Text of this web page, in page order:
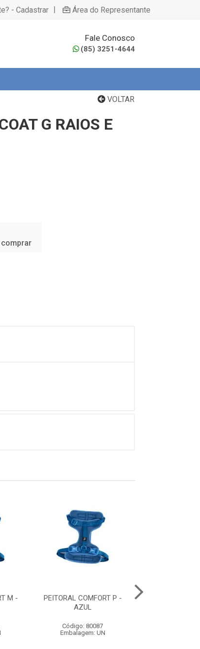
- Cadastrar | Área do Representante
Fale Conosco
(85) 3251-4644
VOLTAR
G RAIOS E
M -
PEITORAL COMFORT P -
AZUL
Código: 80087
Embalagem: UN